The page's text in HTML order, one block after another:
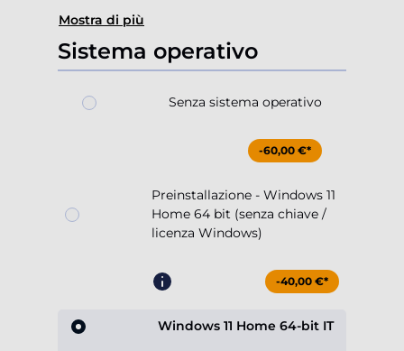
Mostra di più
Sistema operativo
Senza sistema operativo
-60,00 €*
Preinstallazione - Windows 11
Home 64 bit (senza chiave /
licenza Windows)
-40,00 €*
Windows 11 Home 64-bit IT